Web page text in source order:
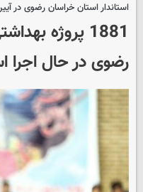
استاندار استان خراسان رضوی در
1881 پروژه
رضوی در حال اجرا